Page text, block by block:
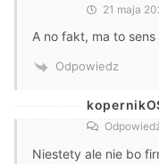
21 maja
A no fakt, ma to sens
Odpowiedz
Niestety ale nie bo